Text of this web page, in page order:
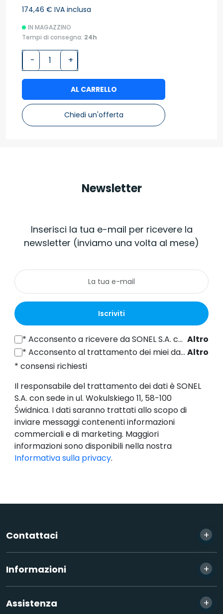
174,46 € IVA inclusa
IN MAGAZZINO
Tempi di consegna: 24h
- +
AL CARRELLO
Chiedi un'offerta
Newsletter
Inserisci la tua e-mail per ricevere la
newsletter (inviamo una volta al mese)
Iscriviti
*Acconsento a ricevere da SONEL S.A. con sede in ul. Wokulskiego 11, 58-100 Świdnica informazioni commerciali per via elettronica (all'indirizzo e-mail fornito) a fini di marketing, ai sensi dell'articolo 398 della legge del 12 luglio 2024 sul diritto delle comunicazioni elettroniche.
Altro
*Acconsento al trattamento dei miei dati personali (indirizzo e-mail) da parte di SONEL S.A. con sede in ul. Wokulskiego 11, 58-100 Świdnica, ai fini dell'invio di newsletter contenenti informazioni commerciali e di marketing, ai sensi dell'art. 6, comma 1, lettera a) del Regolamento generale sulla protezione dei dati (GDPR). Altro
* consensi richiesti
Il responsabile del trattamento dei dati è SONEL
S.A. con sede in ul. Wokulskiego 11, 58-100
Świdnica. I dati saranno trattati allo scopo di
inviare messaggi contenenti informazioni
commerciali e di marketing. Maggiori
informazioni sono disponibili nella nostra
Informativa sulla privacy.
Contattaci +
Informazioni +
Assistenza +